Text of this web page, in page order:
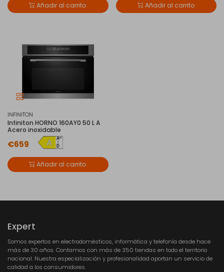
Añadir al carrito Añadir al carrito
INFINITON
Infiniton HORNO 160AY0 50 L A
Acero inoxidable
€659
Añadir al carrito
Expert
Somos expertos en electrodomésticos, informática y telefonía desde hace
más de 30 años. Contamos con más de 350 tiendas en todo el territorio
nacional. Nuestra especialización y profesionalidad aportan un servicio de
calidad a los consumidores.